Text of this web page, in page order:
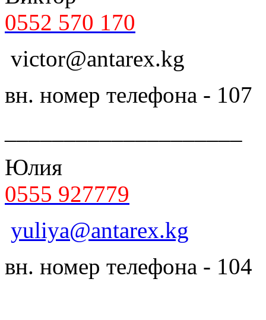
0552 570 170
victor@antarex.kg
вн. номер телефона - 107
Юлия
0555 927779
yuliya@antarex.kg
вн. номер телефона - 104